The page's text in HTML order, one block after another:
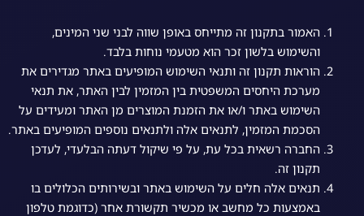
האמור בתקנון זה מתייחס באופן שווה לבני שני המינים,
והשימוש בלשון זכר הוא מטעמי נוחות בלבד.
הוראות תקנון זה ותנאי השימוש המופיעים באתר מגדירים את
מערכת היחסים המשפטית בין המזמין לבין האתר, את תנאי
השימוש באתר ו/או את הזמנת המוצרים מן האתר ומעידים על
הסכמת המזמין, לתנאים אלה ולתנאים נוספים המופיעים באתר.
החברה רשאית בכל עת, על פי שיקול דעתה הבלעדי, לעדכן
תקנון זה.
תנאים אלה חלים על השימוש באתר ובשירותים הכלולים בו
באמצעות כל מחשב או מכשיר תקשורת אחר (כדוגמת טלפון